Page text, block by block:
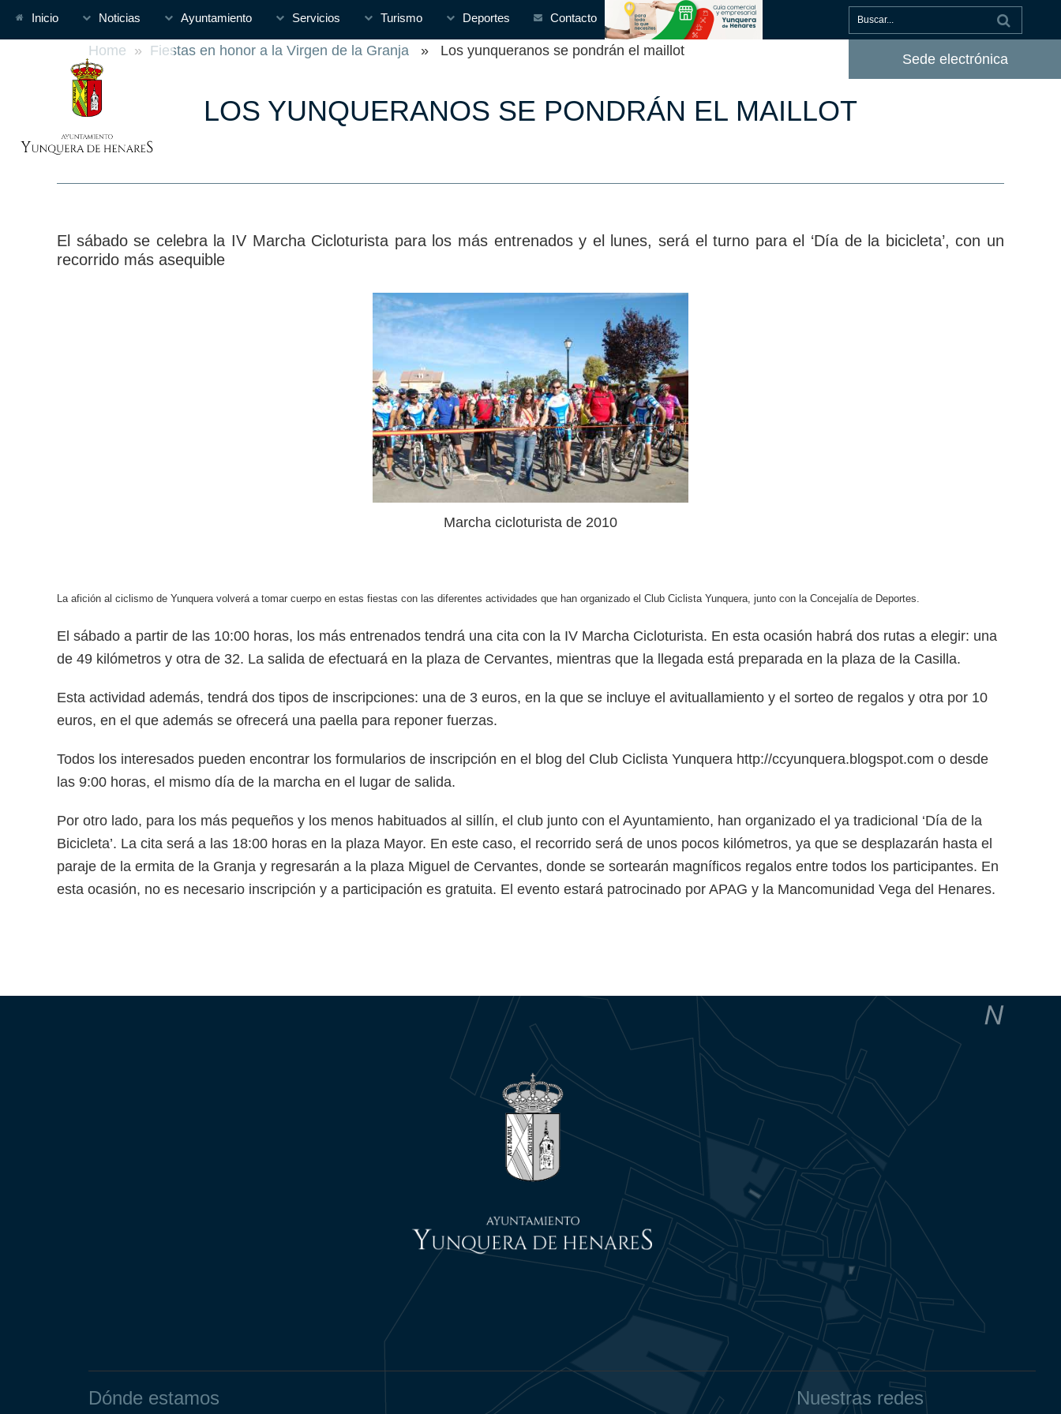
Inicio Noticias Ayuntamiento Servicios Turismo Deportes Contacto
Sede electrónica
Home » Fiestas en honor a la Virgen de la Granja » Los yunqueranos se pondrán el maillot
LOS YUNQUERANOS SE PONDRÁN EL MAILLOT
El sábado se celebra la IV Marcha Cicloturista para los más entrenados y el lunes, será el turno para el ‘Día de la bicicleta’, con un
recorrido más asequible
Marcha cicloturista de 2010
La afición al ciclismo de Yunquera volverá a tomar cuerpo en estas fiestas con las diferentes actividades que han organizado el Club Ciclista Yunquera, junto con la Concejalía de Deportes.
El sábado a partir de las 10:00 horas, los más entrenados tendrá una cita con la IV Marcha Cicloturista. En esta ocasión habrá dos rutas a elegir: una
de 49 kilómetros y otra de 32. La salida de efectuará en la plaza de Cervantes, mientras que la llegada está preparada en la plaza de la Casilla.
Esta actividad además, tendrá dos tipos de inscripciones: una de 3 euros, en la que se incluye el avituallamiento y el sorteo de regalos y otra por 10
euros, en el que además se ofrecerá una paella para reponer fuerzas.
Todos los interesados pueden encontrar los formularios de inscripción en el blog del Club Ciclista Yunquera http://ccyunquera.blogspot.com o desde
las 9:00 horas, el mismo día de la marcha en el lugar de salida.
Por otro lado, para los más pequeños y los menos habituados al sillín, el club junto con el Ayuntamiento, han organizado el ya tradicional ‘Día de la
Bicicleta’. La cita será a las 18:00 horas en la plaza Mayor. En este caso, el recorrido será de unos pocos kilómetros, ya que se desplazarán hasta el
paraje de la ermita de la Granja y regresarán a la plaza Miguel de Cervantes, donde se sortearán magníficos regalos entre todos los participantes. En
esta ocasión, no es necesario inscripción y a participación es gratuita. El evento estará patrocinado por APAG y la Mancomunidad Vega del Henares.
Dónde estamos Nuestras redes